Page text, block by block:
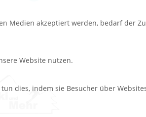
Medien akzeptiert werden, bedarf der
Website nutzen.
dies, indem sie Besucher über